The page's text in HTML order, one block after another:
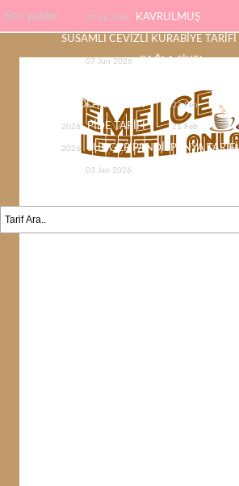
Son yazılar 23 Jul 2026 KAVRULMUŞ
SUSAMLI CEVİZLİ KURABİYE TARİFİ
07 Jun 2026 ÇAĞLA ŞİKEL
ÇİKOLATA TARİFİ 22 Feb
2026 PİDE TARİFİ 21 Feb
2026 SÜNGER PANDİSPANYA TARİFİ
03 Jan 2026